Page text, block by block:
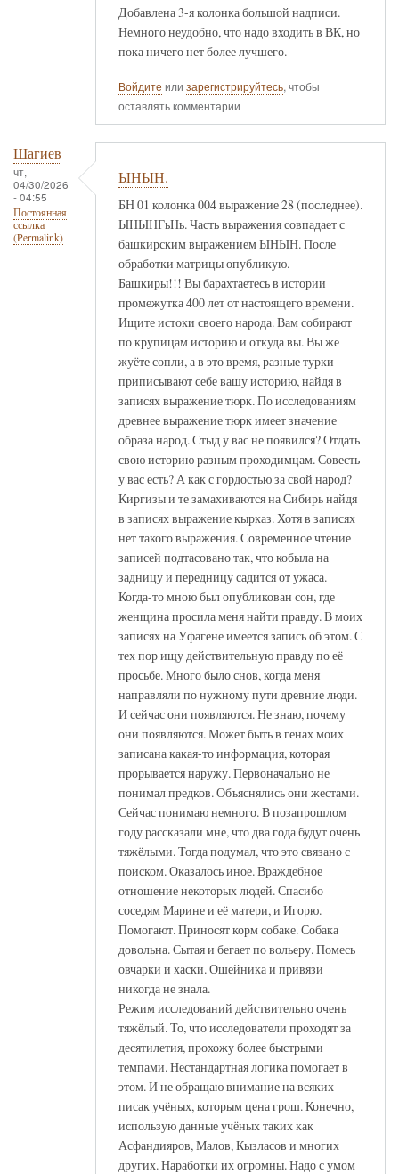
Добавлена 3-я колонка большой надписи.
Немного неудобно, что надо входить в ВК, но
пока ничего нет более лучшего.
Войдите или зарегистрируйтесь, чтобы
оставлять комментарии
Шагиев
чт,
04/30/2026
- 04:55
Постоянная
ссылка
(Permalink)
ЫНЫН.
БН 01 колонка 004 выражение 28 (последнее).
ЫНЫНҒьНь. Часть выражения совпадает с
башкирским выражением ЫНЫН. После
обработки матрицы опубликую.
Башкиры!!! Вы барахтаетесь в истории
промежутка 400 лет от настоящего времени.
Ищите истоки своего народа. Вам собирают
по крупицам историю и откуда вы. Вы же
жуёте сопли, а в это время, разные турки
приписывают себе вашу историю, найдя в
записях выражение тюрк. По исследованиям
древнее выражение тюрк имеет значение
образа народ. Стыд у вас не появился? Отдать
свою историю разным проходимцам. Совесть
у вас есть? А как с гордостью за свой народ?
Киргизы и те замахиваются на Сибирь найдя
в записях выражение кырказ. Хотя в записях
нет такого выражения. Современное чтение
записей подтасовано так, что кобыла на
задницу и передницу садится от ужаса.
Когда-то мною был опубликован сон, где
женщина просила меня найти правду. В моих
записях на Уфагене имеется запись об этом. С
тех пор ищу действительную правду по её
просьбе. Много было снов, когда меня
направляли по нужному пути древние люди.
И сейчас они появляются. Не знаю, почему
они появляются. Может быть в генах моих
записана какая-то информация, которая
прорывается наружу. Первоначально не
понимал предков. Объяснялись они жестами.
Сейчас понимаю немного. В позапрошлом
году рассказали мне, что два года будут очень
тяжёлыми. Тогда подумал, что это связано с
поиском. Оказалось иное. Враждебное
отношение некоторых людей. Спасибо
соседям Марине и её матери, и Игорю.
Помогают. Приносят корм собаке. Собака
довольна. Сытая и бегает по вольеру. Помесь
овчарки и хаски. Ошейника и привязи
никогда не знала.
Режим исследований действительно очень
тяжёлый. То, что исследователи проходят за
десятилетия, прохожу более быстрыми
темпами. Нестандартная логика помогает в
этом. И не обращаю внимание на всяких
писак учёных, которым цена грош. Конечно,
использую данные учёных таких как
Асфандияров, Малов, Кызласов и многих
других. Наработки их огромны. Надо с умом